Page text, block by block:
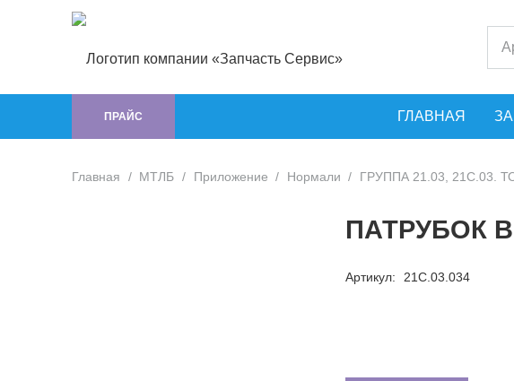
ПРАЙС ГЛАВНАЯ
Главная / МТЛБ / Приложение / Нормали / ГРУППА 21.03, 21С.03.
ПАТРУБОК
Артикул: 21С.03.034